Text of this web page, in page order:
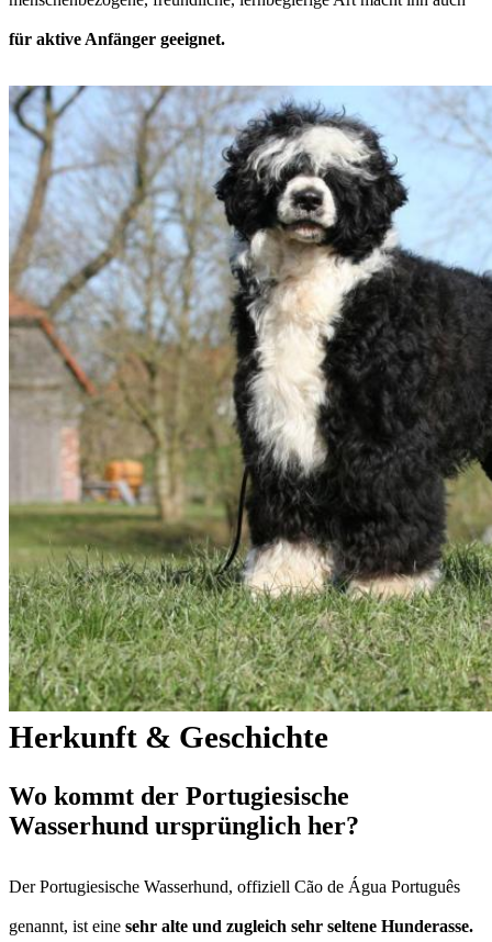
für aktive Anfänger geeignet.
Herkunft & Geschichte
Wo kommt der Portugiesische
Wasserhund ursprünglich her?
Der Portugiesische Wasserhund, offiziell Cão de Água Português
genannt, ist eine sehr alte und zugleich sehr seltene Hunderasse.